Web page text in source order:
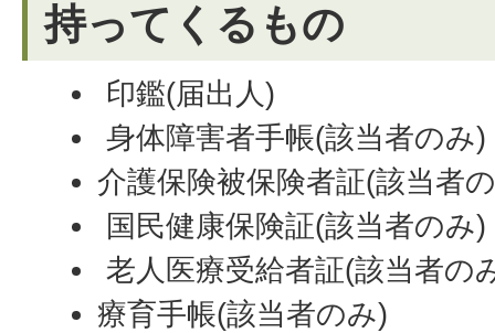
持ってくるもの
印鑑(届出人)
身体障害者手帳(該当者のみ)
介護保険被保険者証(該当者
国民健康保険証(該当者のみ)
老人医療受給者証(該当者の
療育手帳(該当者のみ)